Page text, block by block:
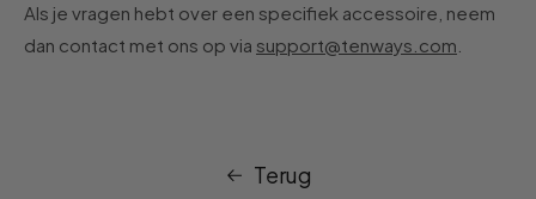
Als je vragen hebt over een specifiek accessoire, neem
dan contact met ons op via support@tenways.com
Terug